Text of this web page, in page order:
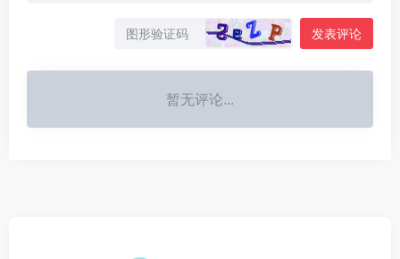
发表评论
暂无评论...